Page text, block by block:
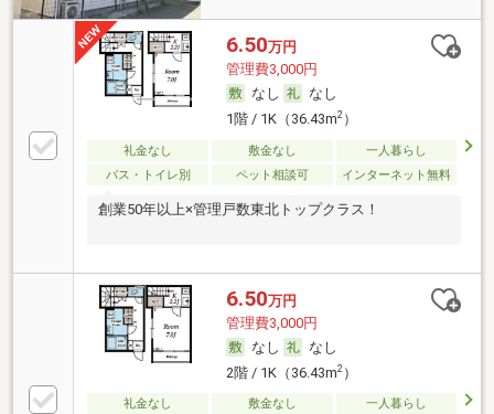
6.50万円
管理費3,000円
なし
なし
1階 / 1K（36.43m2）
礼金なし 敷金なし
一人暮らし
バス・トイレ別
ペット相談可 インターネット無料
創業50年以上×管理戸数東北トップクラス！
6.50万円
管理費3,000円
なし
なし
2階 / 1K（36.43m2）
礼金なし 敷金なし
一人暮らし